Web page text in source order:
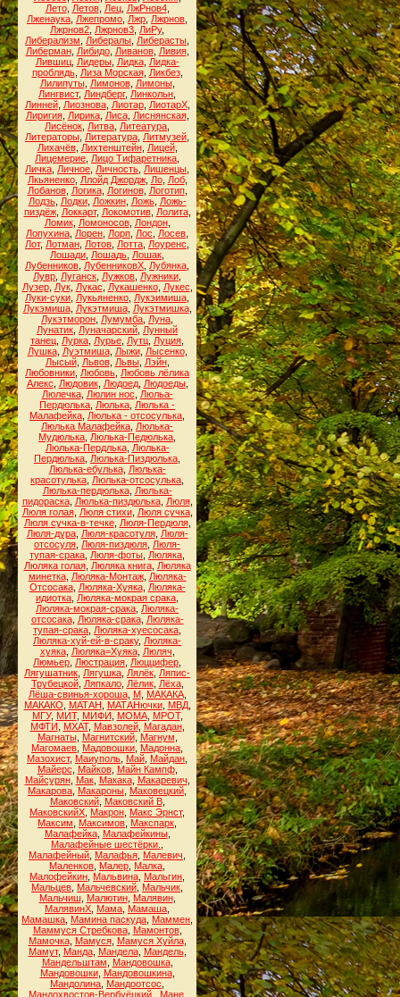
Лето, Летов, Лец, ЛжРнов4,
Лженаука Лжепромо Лжр Лжрнов
Лжрнов2 Лжрнов3 ЛиРу,
Либерализм
Либералы Либерасты
Либерман, Либидо, Ливанов, Ливия,
Лившиц, Лидеры, Лидка, Лидка-
проблядь, Лиза Морская, Ликбез,
Лилипуты, Лимонов, Лимоны,
Лингвист, Линдберг, Линкольн
Линней, Лиознова, Лиотар, ЛиотарХ,
Лиригия, Лирика, Лиса, Лиснянская,
Лисёнок Литва Литеатура
Литераторы Литература Литмузей
Лихачёв, Лихтенштейн, Лицей,
Лицемерие Лицо Тифаретника
Личка Личное Личность Лишенцы
Лкьяненко, Ллойд Джордж, Ло, Лоб,
Лобанов, Логика, Логинов, Логотип,
Лодзь, Лодки, Ложкин, Ложь, Ложь-
пиздёж, Локкарт, Локомотив, Лолита,
Ломик, Ломоносов, Лондон,
Лопухина Лорен Лорп Лос Лосев
Лот, Лотман Лотов Лотта Лоуренс
Лошади Лошадь Лошак
Лубенников ЛубенниковХ Лубянка
Лувр Луганск Лужков Лужники
Лузер, Лук, Лукас Лукашенко, Лукес
Луки-суки Лукьяненко Лукэимиша
Лукэмиша, Лукэтмиша, Лукэтмишка,
Лукэтморон Лумумба Луна
Лунатик Луначарский Лунный
танец Лурка Лурье Лутц Луция
Лушка, Луэтмиша, Лыжи, Лысенко,
Лысый, Львов, Львы, Лэйн,
Любовники Любовь Любовь лёлика
Алекс
Людовик, Людоед, Людоеды,
Люлечка, Люлин нос
Люльа-
Пердюлька Люлька Люлька -
Малафейка Люлька - отсосулька
Люлька Малафейка Люлька-
Мудюлька Люлька-Педюлька
Люлька-Пердлька, Люлька-
Пердюлька Люлька-Пиздюлька
Люлька-ебулька, Люлька-
красотулька Люлька-отсосулька
Люлька-пердюлька, Люлька-
пидораска, Люлька-пиздюлька, Люля,
Люля голая, Люля стихи, Люля сучка,
Люля сучка-в-течке, Люля-Пердюля,
Люля-дура, Люля-красотуля, Люля-
отсосуля Люля-пиздюля Люля-
тупая-срака Люля-фоты Люляка
Люляка голая, Люляка книга, Люляка
минетка, Люляка-Монтаж, Люляка-
Отсосака, Люляка-Хуяка, Люляка-
идиотка Люляка-мокрая срака
Люляка-мокрая-срака Люляка-
отсосака, Люляка-срака, Люляка-
тупая-срака Люляка-хуесосака
Люляка-хуй-ей-в-сраку, Люляка-
хуяка, Люляка=Хуяка, Люляч
Люмьер Люстрация Люццифер
Лягушатник Лягушка Лялёк Ляпис-
Трубецкой, Ляпкало, Лёлик, Лёха,
Лёша-свинья-хороша, М, МАКАКА,
МАКАКО
МАТАН МАТАНючки, МВД,
МГУ, МИТ, МИФИ МОМА, МРОТ,
МФТИ
МХАТ, Мавзолей, Магадан,
Магнаты, Магнитский, Магнум
Магомаев Мадовошки Мадонна
Мазохист, Маиуполь Май Майдан
Майерс
Майков, Майн Кампф,
Майсурян, Мак, Макака, Макаревич
Макарова Макароны Маковецкий
Маковский, Маковский В,
МаковскийХ Макрон Макс Эрнст,
Максим
Максимов Макспарк
Малафейка, Малафейкины,
Малафейные шестёрки.
Малафейный Малафья Малевич
Маленков Малер Малка
Малофейкин Мальвина Мальгин
Мальцев Мальчевский Мальчик
Мальчиш
Малютин, Малявин,
МалявинХ Мама Мамаша
Мамашка Мамина паскуда Маммен
Маммуся Стребкова, Мамонтов,
Мамочка, Мамуся, Мамуся Хуйла,
Мамут, Манда, Мандела, Мандель,
Мандельштам
Мандовошка,
Мандовошки, Мандовошкина,
Мандолина Мандоотсос
Мандохвостов-Вербуёцкий.
Мане,